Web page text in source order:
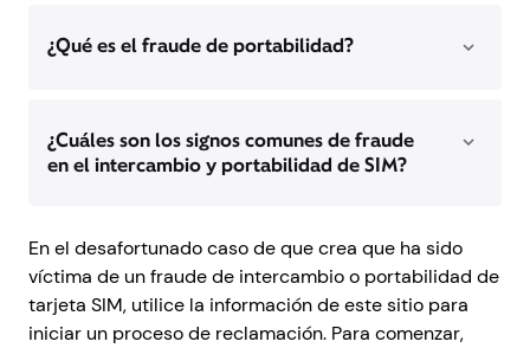
En el desafortunado caso de que crea que ha sido
víctima de un fraude de intercambio o portabilidad de
tarjeta SIM, utilice la información de este sitio para
iniciar un proceso de reclamación. Para comenzar,